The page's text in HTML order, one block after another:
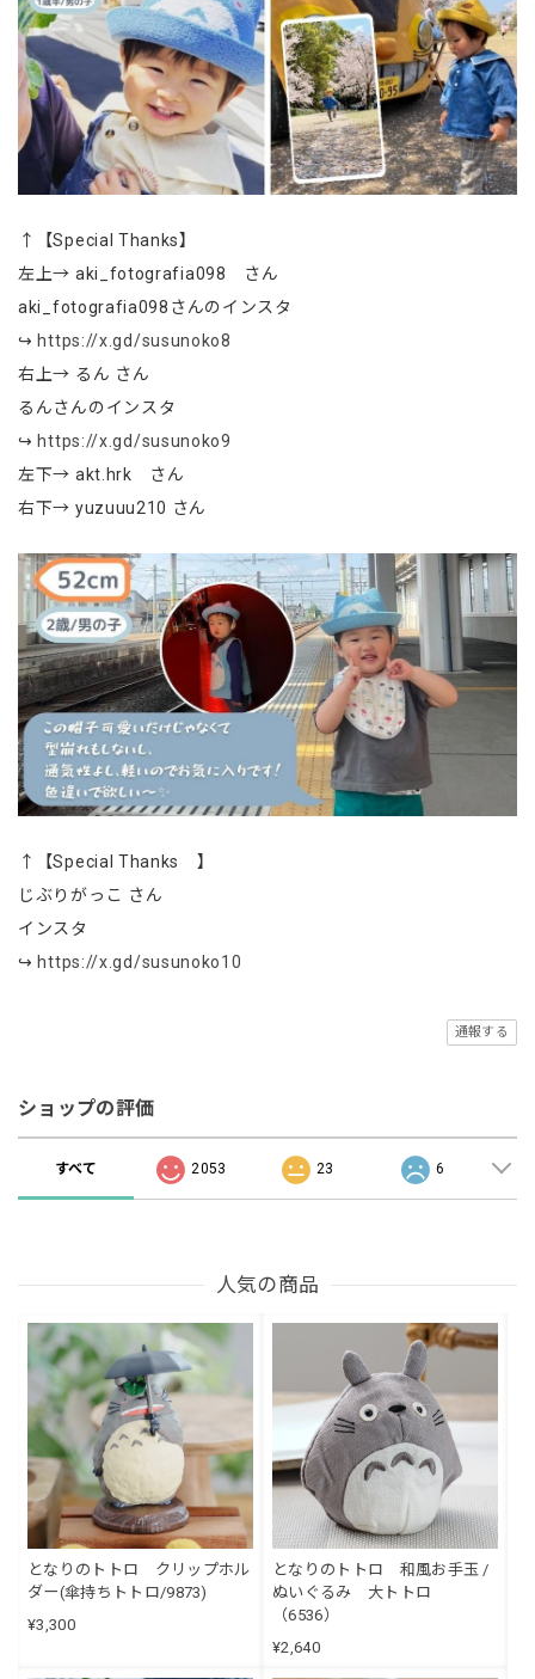
↑【Special Thanks】
左上→ aki_fotografia098 さん
aki_fotografia098さんのインスタ
↪https://x.gd/susunoko8
右上→ るん さん
るんさんのインスタ
↪https://x.gd/susunoko9
左下→ akt.hrk さん
右下→ yuzuuu210 さん
↑【Special Thanks 】
じぶりがっこ さん
インスタ
↪ https://x.gd/susunoko10
通報する
ショップの評価
すべて 2053 23 6
人気の商品
となりのトトロ クリップホル
ダー(傘持ちトトロ/9873)
¥3,300
となりのトトロ 和風お手玉 /
ぬいぐるみ 大トトロ
（6536）
¥2,640